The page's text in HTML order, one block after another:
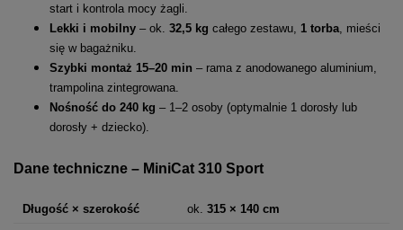
start i kontrola mocy żagli.
Lekki i mobilny – ok. 32,5 kg całego zestawu, 1 torba , mieści
się w bagażniku.
Szybki montaż 15–20 min – rama z anodowanego aluminium,
trampolina zintegrowana.
Nośność do 240 kg – 1–2 osoby (optymalnie 1 dorosły lub
dorosły + dziecko).
Dane techniczne – MiniCat 310 Sport
Długość × szerokość ok. 315 × 140 cm